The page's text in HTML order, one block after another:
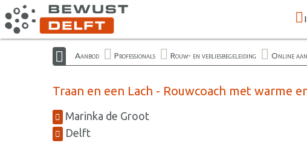
Aanbod Professionals Rouw- en verliesbegeleiding Online
Traan en een Lach - Rouwcoach met warme
Marinka de Groot
Delft